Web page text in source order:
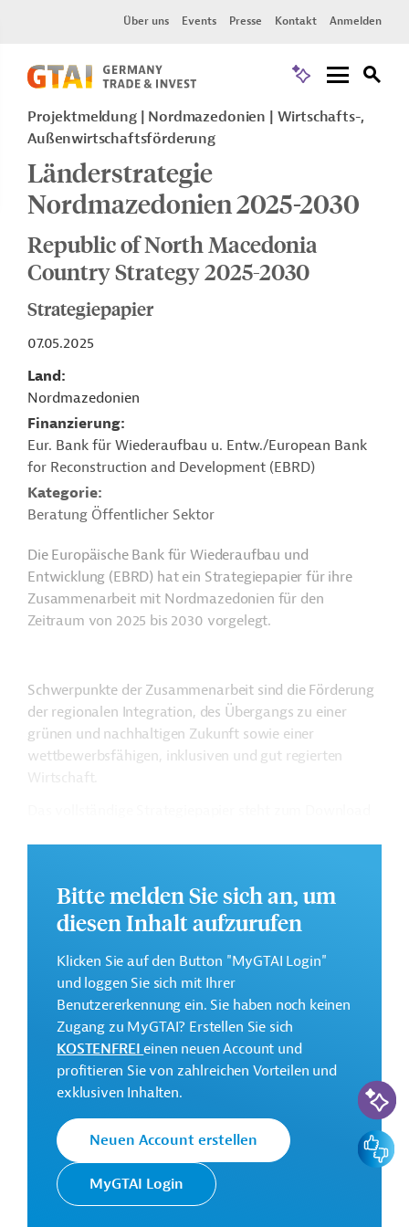
Über uns Events Presse Kontakt Anmelden
Projektmeldung Nordmazedonien
Wirtschafts-,
Außenwirtschaftsförderung
Länderstrategie
Nordmazedonien 2025-2030
Republic of North Macedonia
Country Strategy 2025-2030
Strategiepapier
07.05.2025
Land
Nordmazedonien
Finanzierung
Eur. Bank für Wiederaufbau u. Entw./European Bank
for Reconstruction and Development (EBRD)
Kategorie
Beratung Öffentlicher Sektor
Die Europäische Bank für Wiederaufbau und
Entwicklung (EBRD) hat ein Strategiepapier für ihre
Zusammenarbeit mit Nordmazedonien für den
Zeitraum von 2025 bis 2030 vorgelegt.
Schwerpunkte der Zusammenarbeit sind die Förderung
der regionalen Integration, des Übergangs zu einer
grünen und nachhaltigen Zukunft sowie einer
wettbewerbsfähigen, inklusiven und gut regierten
Wirtschaft.
Kontaktadresse
Europäische
Bank für
Wiederaufbau
und
Entwicklung
(EBRD)
Die EBRD finanziert
Investitionsvorhaben in
Mitteleuropa, Zentralasien und im
südlichen und östlichen
Mittelmeerraum und hat zum Ziel,
den Privatsektor zu stärken.
Originaldokument:
Bitte melden Sie sich an, um
diesen Inhalt aufzurufen
Klicken Sie auf den Button "MyGTAI Login"
und loggen Sie sich mit Ihrer
Benutzererkennung ein. Sie haben noch keinen
Zugang zu MyGTAI? Erstellen Sie sich
KOSTENFREIeinen neuen Account und
profitieren Sie von zahlreichen Vorteilen und
exklusiven Inhalten.
Neuen Account erstellen
MyGTAI Login
KI-